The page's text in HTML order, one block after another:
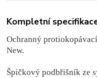
Kompletní
Ochranný
New.
Špičkový podbřišník ze